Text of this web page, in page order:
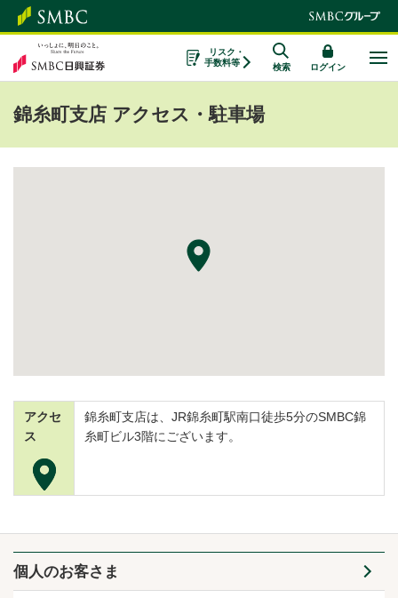
リスク・
手数料等
検索 ログイン
錦糸町支店 アクセス・駐車場
アクセ
ス
錦糸町支店は、JR錦糸町駅南口徒歩5分のSMBC錦
糸町ビル3階にございます。
個人のお客さま